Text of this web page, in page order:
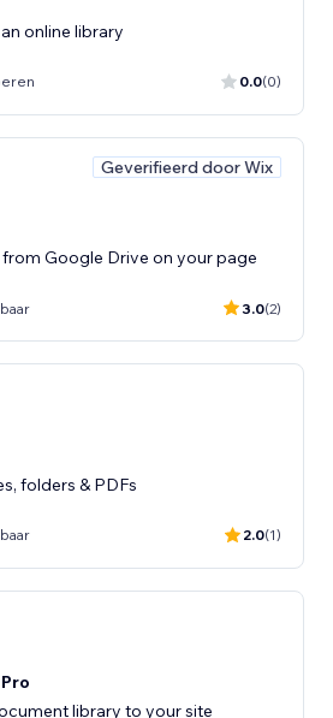
online library
0.0(0)
Geverifieerd door Wix
Google Drive on your page
3.0(2)
folders & PDFs
2.0(1)
library to your site